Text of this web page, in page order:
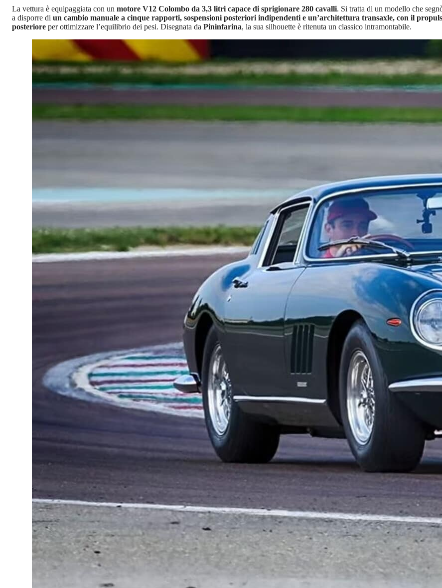
La vettura è equipaggiata con un motore V12 Colombo da 3,3 litri capace di sprigionare 280 cavalli. Si tratta di un modello che
a disporre di un cambio manuale a cinque rapporti, sospensioni posteriori indipendenti e un’architettura transaxle, con il
posteriore per ottimizzare l’equilibrio dei pesi. Disegnata da Pininfarina, la sua silhouette è ritenuta un classico intramontabile.